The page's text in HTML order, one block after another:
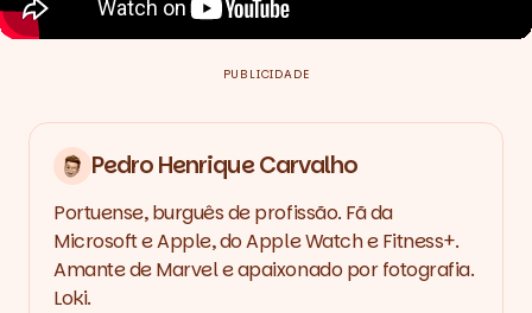
PUBLICIDADE
Pedro Henrique Carvalho
Portuense, burguês de profissão. Fã da
Microsoft e Apple, do Apple Watch e Fitness+.
Amante de Marvel e apaixonado por fotografia.
Loki.